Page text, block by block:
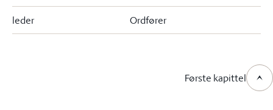
leder Ordfører
Første kapittel